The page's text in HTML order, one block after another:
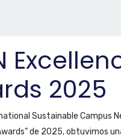
2025
Sustainable Campus
de 2025, obtuvimos